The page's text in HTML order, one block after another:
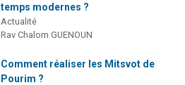
temps modernes ?
Actualité
Rav Chalom GUENOUN
Comment réaliser les Mitsvot de
Pourim ?